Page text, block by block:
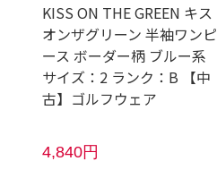
KISS ON THE GREEN キス
オンザグリーン 半袖ワンピ
ース ボーダー柄 ブルー系
サイズ：2 ランク：B 【中
古】ゴルフウェア
4,840円